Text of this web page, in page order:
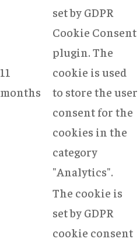
11
months
set by GDPR
Cookie Consent
plugin. The
cookie is used
to store the user
consent for the
cookies in the
category
"Analytics".
The cookie is
set by GDPR
cookie consent